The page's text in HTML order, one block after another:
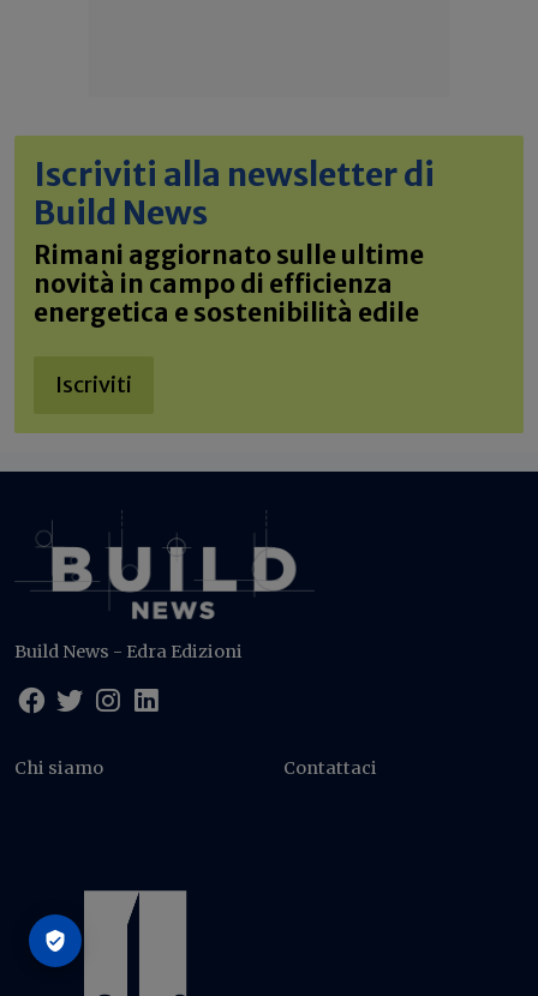
Iscriviti alla newsletter di
Build News
Rimani aggiornato sulle ultime
novità in campo di efficienza
energetica e sostenibilità edile
Iscriviti
Build News - Edra Edizioni
Chi siamo Contattaci